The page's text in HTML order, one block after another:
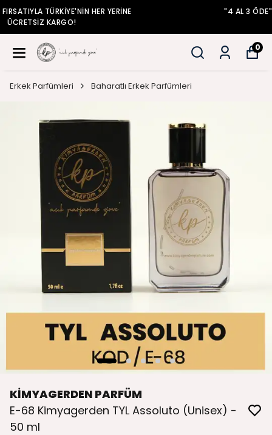
"4 AL 3 ÖDE" FIRSATIYLA TÜRKİYE'NİN HER YERİNE
0
Erkek Parfümleri Baharatlı Erkek Parfümleri
KİMYAGERDEN PARFÜM
E-68 Kimyagerden TYL Assoluto (Unisex) -
50 ml